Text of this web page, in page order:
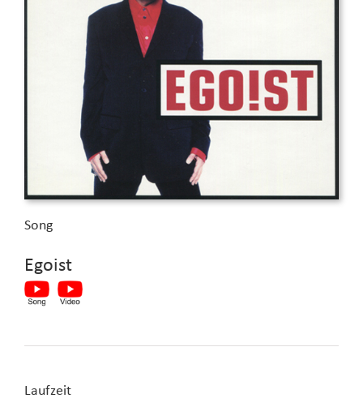
Song
Egoist
Laufzeit